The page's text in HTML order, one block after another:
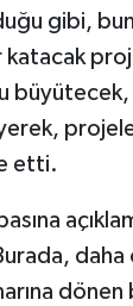
gibi,
katacak
etti.